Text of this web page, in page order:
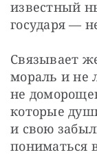
известный
государя —
Связывает
мораль и не
не
которые
и свою
пониматься